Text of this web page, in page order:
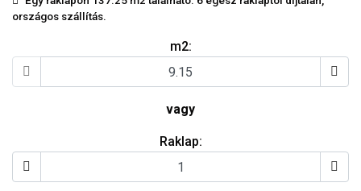
országos szállítás.
m2:
vagy
Raklap: